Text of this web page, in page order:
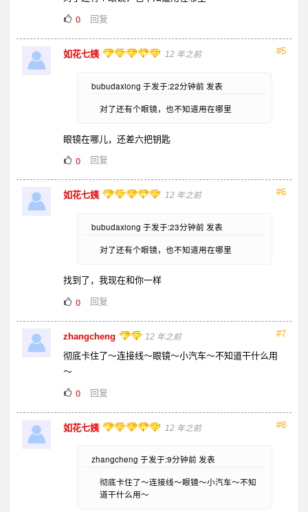
0
回复
#5
如花七姨 12 年之前
bubudaxiong 于发于:22分钟前 发表
对了还有个眼镜，也不知道用在哪里
眼镜在哪儿，还差六把钥匙
0
回复
#6
如花七姨 12 年之前
bubudaxiong 于发于:23分钟前 发表
对了还有个眼镜，也不知道用在哪里
找到了，我现在和你一样
0
回复
#7
zhangcheng 12 年之前
彻底卡住了～连接线～眼镜～小汽车～不知道干什么用
～
0
回复
#8
如花七姨 12 年之前
zhangcheng 于发于:9分钟前 发表
彻底卡住了～连接线～眼镜～小汽车～不知
道干什么用～